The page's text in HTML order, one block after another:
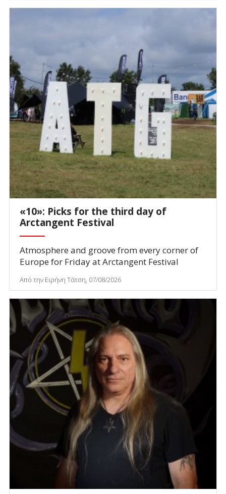
«10»: Picks for the third day of
Arctangent Festival
Atmosphere and groove from every corner of
Europe for Friday at Arctangent Festival
Από την Ειρήνη Τάτση, 07/08/2026